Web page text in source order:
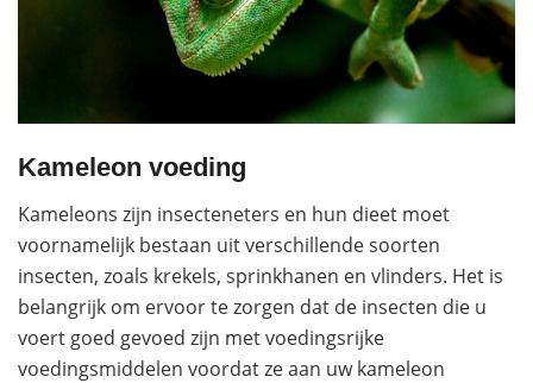
Kameleon voeding
Kameleons zijn insecteneters en hun dieet moet
voornamelijk bestaan uit verschillende soorten
insecten, zoals krekels, sprinkhanen en vlinders. Het is
belangrijk om ervoor te zorgen dat de insecten die u
voert goed gevoed zijn met voedingsrijke
voedingsmiddelen voordat ze aan uw kameleon